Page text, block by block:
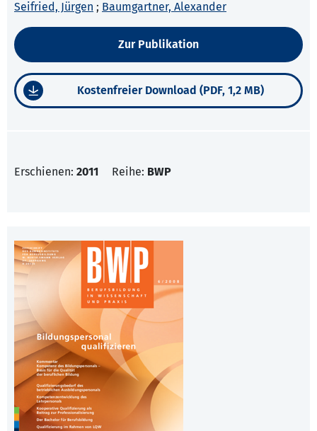
Seifried, Jürgen ; Baumgartner, Alexander
Zur Publikation
Kostenfreier Download (PDF, 1,2 MB)
Erschienen: 2011 Reihe: BWP